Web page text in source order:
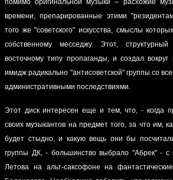
помимо оригинальной музыки – расхожие
времени, препарированные этими
того же "советского" искусства, смыслы
собственному месседжу. Этот,
восточному типу пропаганды, и создал вокруг
имидж радикально "антисоветской" группы со
административными последствиями.
Этот диск интересен еще и тем, что, - когда
своих музыкантов на предмет того, за что им,
будет стыдно, и какую вещь они бы
группы ДК, - большинство выбрало "Абрек" - с
Летова на альт-саксофоне на